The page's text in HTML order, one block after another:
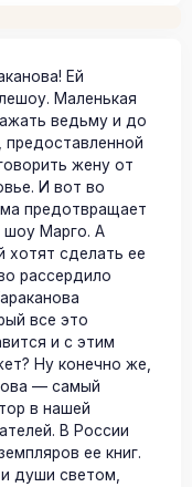
Ей
Маленькая
ведьму и до
жену от
И вот во
предотвращает
шоу Марго. А
хотят сделать ее
рассердило
все это
и с этим
Ну конечно же,
— самый
в нашей
В России
ее книг.
души светом,